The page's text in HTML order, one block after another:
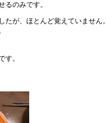
るのみです。
が、ほとんど覚えていません。
す。